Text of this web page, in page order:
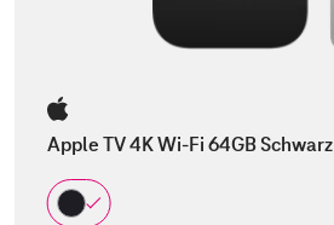
Apple TV 4K Wi-Fi 64GB Schwarz